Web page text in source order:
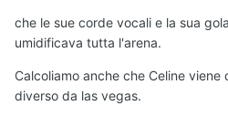
che le sue corde vocali e la sua
umidificava tutta l'arena.
Calcoliamo anche che Celine viene
diverso da las vegas.